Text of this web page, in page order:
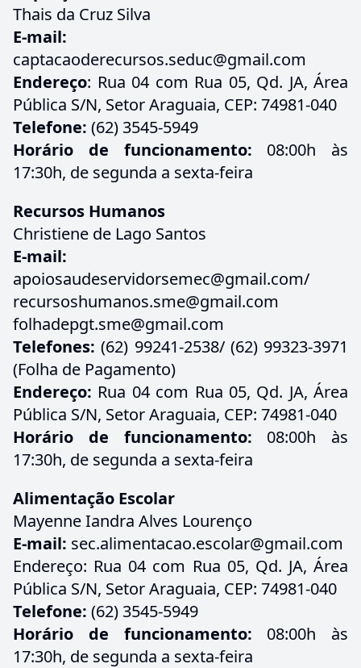
Thais da Cruz Silva
E-mail:
captacaoderecursos.seduc@gmail.com
Endereço: Rua 04 com Rua 05, Qd. JA, Área
Pública S/N, Setor Araguaia, CEP: 74981-040
Telefone: (62) 3545-5949
Horário de funcionamento: 08:00h às
17:30h, de segunda a sexta-feira
Recursos Humanos
Christiene de Lago Santos
E-mail:
apoiosaudeservidorsemec@gmail.com/
recursoshumanos.sme@gmail.com
folhadepgt.sme@gmail.com
Telefones:(62) 99241-2538/ (62) 99323-3971
(Folha de Pagamento)
Endereço: Rua 04 com Rua 05, Qd. JA, Área
Pública S/N, Setor Araguaia, CEP: 74981-040
Horário de funcionamento: 08:00h às
17:30h, de segunda a sexta-feira
Alimentação Escolar
Mayenne Iandra Alves Lourenço
E-mail: sec.alimentacao.escolar@gmail.com
Endereço: Rua 04 com Rua 05, Qd. JA, Área
Pública S/N, Setor Araguaia, CEP: 74981-040
Telefone: (62) 3545-5949
Horário de funcionamento: 08:00h às
17:30h, de segunda a sexta-feira